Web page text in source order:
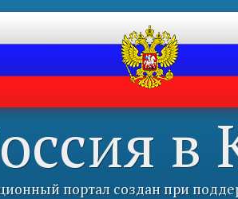
в
портал создан при